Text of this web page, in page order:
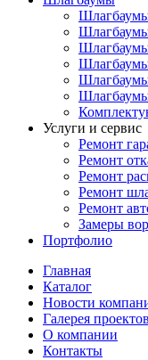
Услуги и сервис
Ремонт
Ремонт
Ремонт
Ремонт
Ремонт
Замеры
Портфолио
Главная
Каталог
Новости
Галерея проектов
О компании
Контакты